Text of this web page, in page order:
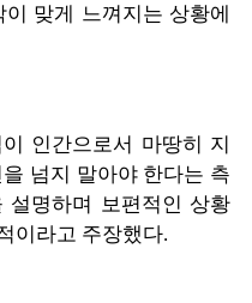
맞게 느껴지는 상황에
인간으로서 마땅히 지
넘지 말아야 한다는 측
설명하며 보편적인 상황
이라고 주장했다.